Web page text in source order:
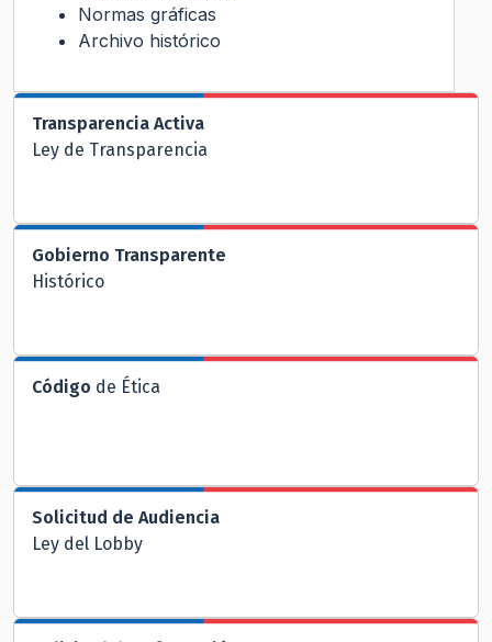
Normas gráficas
Archivo histórico
Transparencia Activa
Ley de Transparencia
Gobierno Transparente
Histórico
Código de Ética
Solicitud de Audiencia
Ley del Lobby